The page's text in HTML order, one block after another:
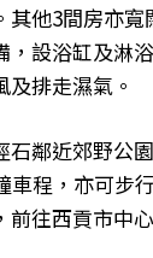
其他3間房亦
，設浴缸及淋
排走濕氣。
石鄰近郊野公
車程，亦可步
往西貢市中心